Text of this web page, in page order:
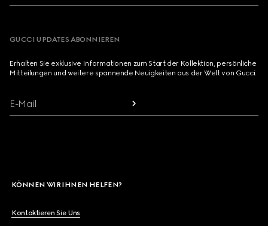
GUCCI UPDATES ABONNIEREN
Erhalten Sie exklusive Informationen zum Start der Kollektion, persönliche
Mitteilungen und weitere spannende Neuigkeiten aus der Welt von Gucci.
E-Mail
KÖNNEN WIR IHNEN HELFEN?
Kontaktieren Sie Uns